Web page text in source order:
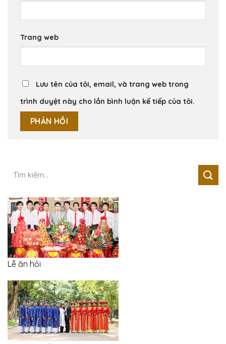
Trang web
Lưu tên của tôi, email, và trang web trong
trình duyệt này cho lần bình luận kế tiếp của tôi.
Lễ ăn hỏi